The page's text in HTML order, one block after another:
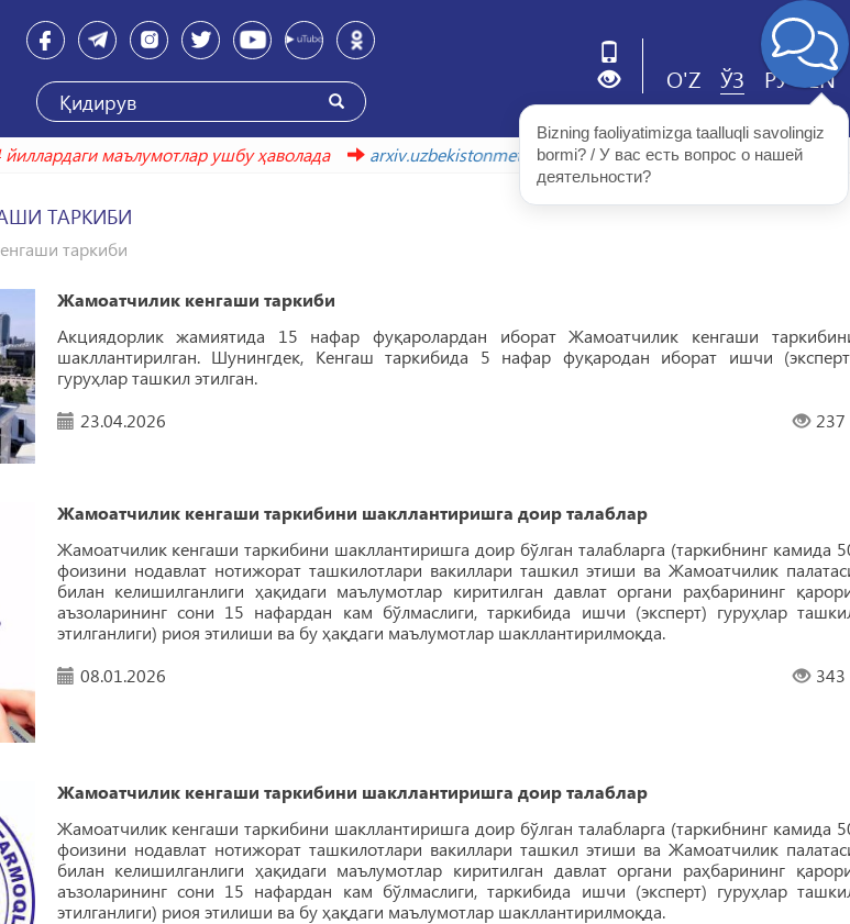
O'Z ЎЗ РУ EN
йиллардаги маълумотлар ушбу ҳаволада
arxiv.uzbekistonmet.uz
ТАРКИБИ
таркиби
Жамоатчилик кенгаши таркиби
Акциядорлик жамиятида 15 нафар фуқаролардан иборат Жамоатчилик кенгаши
шакллантирилган. Шунингдек, Кенгаш таркибида 5 нафар фуқародан иборат ишчи
гуруҳлар ташкил этилган.
23.04.2026
237
Жамоатчилик кенгаши таркибини шакллантиришга доир талаблар
Жамоатчилик кенгаши таркибини шакллантиришга доир бўлган талабларга (таркибнинг камида
фоизини нодавлат нотижорат ташкилотлари вакиллари ташкил этиши ва Жамоатчилик
билан келишилганлиги ҳақидаги маълумотлар киритилган давлат органи раҳбарининг
аъзоларининг сони 15 нафардан кам бўлмаслиги, таркибида ишчи (эксперт) гуруҳлар
этилганлиги) риоя этилиши ва бу ҳақдаги маълумотлар шакллантирилмоқда.
08.01.2026
343
Жамоатчилик кенгаши таркибини шакллантиришга доир талаблар
Жамоатчилик кенгаши таркибини шакллантиришга доир бўлган талабларга (таркибнинг камида
фоизини нодавлат нотижорат ташкилотлари вакиллари ташкил этиши ва Жамоатчилик
билан келишилганлиги ҳақидаги маълумотлар киритилган давлат органи раҳбарининг
аъзоларининг сони 15 нафардан кам бўлмаслиги, таркибида ишчи (эксперт) гуруҳлар
этилганлиги) риоя этилиши ва бу ҳақдаги маълумотлар шакллантирилмоқда.
Bizning faoliyatimizga taalluqli savolingiz
bormi? / У вас есть вопрос о нашей
деятельности?